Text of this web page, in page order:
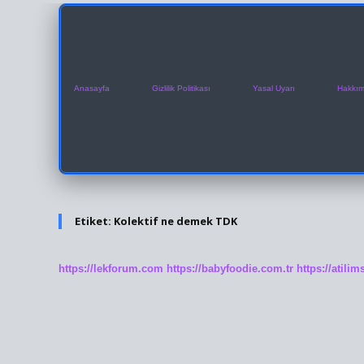
Anasayfa Gizlilik Politikası Yasal Uyarı
Etiket: Kolektif ne demek TDK
https://lekforum.com https://babyfoodie.com.tr https://